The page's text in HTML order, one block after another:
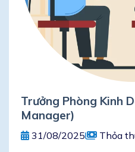
Trưởng Phòng Kinh
Manager)
31/08/2025 Thỏa